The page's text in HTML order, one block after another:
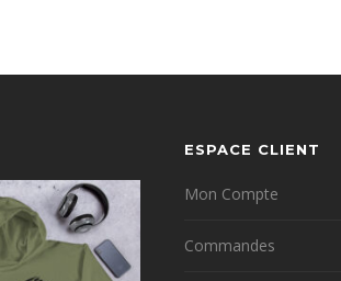
ESPACE CLIENT
Mon Compte
Commandes